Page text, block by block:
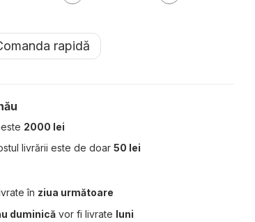
rapidă
2000 lei
livrării este de doar 50 lei
în ziua următoare
duminică vor fi livrate luni